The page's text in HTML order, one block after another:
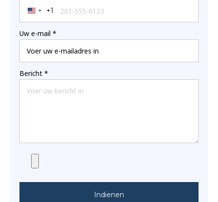
United States +1
+1
Uw e-mail *
Bericht *
Indienen